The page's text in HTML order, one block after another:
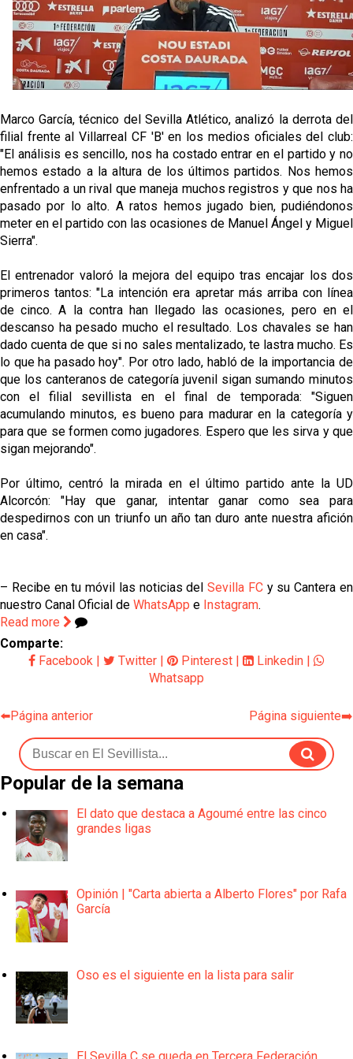
Opinión | "Carta abierta a Alberto Flores" por Rafa
García
El Sevilla oficializa el traspaso de Sow
reflejado que podemos tirar para delante y
trabajamos con ilusión
Diomande ya es madridista mientras Rodri agita el
mercado
Marco García, técnico del Sevilla Atlético, analizó la derrota del
filial frente al Villarreal CF 'B' en los medios oficiales del club:
"El análisis es sencillo, nos ha costado entrar en el partido y no
hemos estado a la altura de los últimos partidos. Nos hemos
enfrentado a un rival que maneja muchos registros y que nos ha
pasado por lo alto. A ratos hemos jugado bien, pudiéndonos
meter en el partido con las ocasiones de Manuel Ángel y Miguel
Sierra".
El entrenador valoró la mejora del equipo tras encajar los dos
primeros tantos: "La intención era apretar más arriba con línea
de cinco. A la contra han llegado las ocasiones, pero en el
descanso ha pesado mucho el resultado. Los chavales se han
dado cuenta de que si no sales mentalizado, te lastra mucho. Es
lo que ha pasado hoy". Por otro lado, habló de la importancia de
que los canteranos de categoría juvenil sigan sumando minutos
con el filial sevillista en el final de temporada: "Siguen
acumulando minutos, es bueno para madurar en la categoría y
para que se formen como jugadores. Espero que les sirva y que
sigan mejorando".
Por último, centró la mirada en el último partido ante la UD
Alcorcón: "Hay que ganar, intentar ganar como sea para
despedirnos con un triunfo un año tan duro ante nuestra afición
en casa".
– Recibe en tu móvil las noticias delSevilla FCy su Cantera en
nuestro Canal Oficial de WhatsApp e Instagram.
Read more
Comparte:
Facebook
Twitter Pinterest Linkedin
Whatsapp
⬅️Página anterior Página siguiente➡️
Popular de la semana
El dato que destaca a Agoumé entre las cinco
grandes ligas
Opinión | "Carta abierta a Alberto Flores" por Rafa
García
Oso es el siguiente en la lista para salir